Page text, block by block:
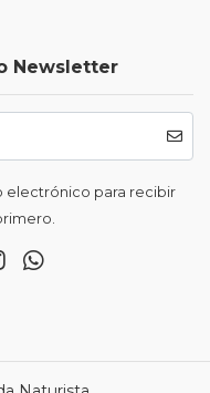
Newsletter
electrónico para recibir